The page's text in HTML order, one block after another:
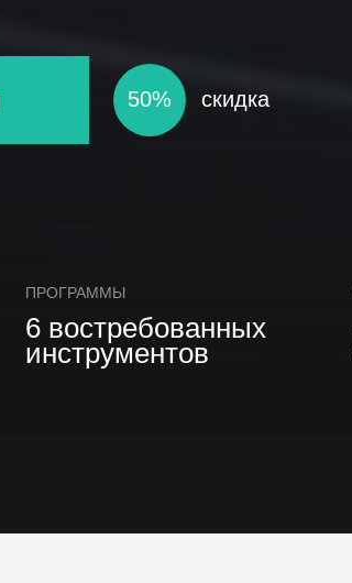
50% скидка
6 востребованных
инструментов
ПРОГРАММЫ